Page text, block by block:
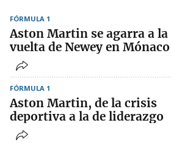
FÓRMULA 1
Aston Martin se agarra a la
vuelta de Newey en Mónaco
FÓRMULA 1
Aston Martin, de la crisis
deportiva a la de liderazgo